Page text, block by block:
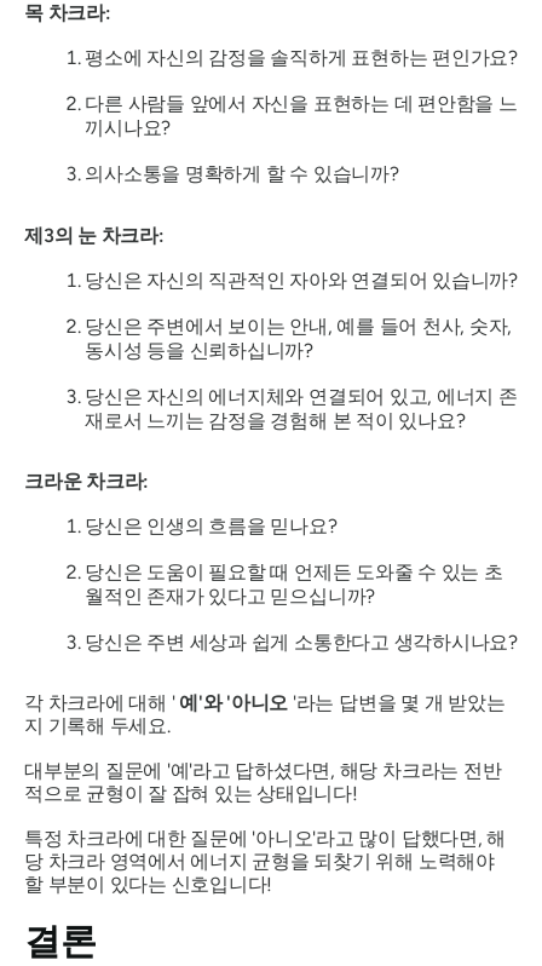
목 차크라:
평소에 자신의 감정을 솔직하게 표현하는 편인가요?
다른 사람들 앞에서 자신을 표현하는 데 편안함을 느
끼시나요?
의사소통을 명확하게 할 수 있습니까?
제3의 눈 차크라:
당신은 자신의 직관적인 자아와 연결되어 있습니까?
당신은 주변에서 보이는 안내, 예를 들어 천사, 숫자,
동시성 등을 신뢰하십니까?
당신은 자신의 에너지체와 연결되어 있고, 에너지 존
재로서 느끼는 감정을 경험해 본 적이 있나요?
크라운 차크라:
당신은 인생의 흐름을 믿나요?
당신은 도움이 필요할 때 언제든 도와줄 수 있는 초
월적인 존재가 있다고 믿으십니까?
당신은 주변 세상과 쉽게 소통한다고 생각하시나요?
각 차크라에 대해 ' 예'와 '아니오 '라는 답변을 몇 개 받았는
지 기록해 두세요.
대부분의 질문에 '예'라고 답하셨다면, 해당 차크라는 전반
적으로 균형이 잘 잡혀 있는 상태입니다!
특정 차크라에 대한 질문에 '아니오'라고 많이 답했다면, 해
당 차크라 영역에서 에너지 균형을 되찾기 위해 노력해야
할 부분이 있다는 신호입니다!
결론